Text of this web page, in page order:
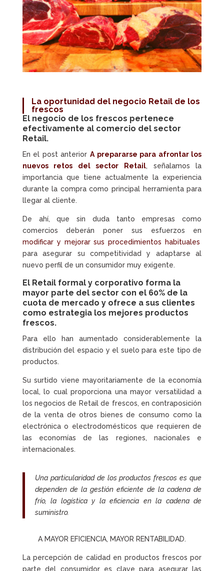
La oportunidad del negocio Retail de los
frescos
El negocio de los frescos pertenece
efectivamente al comercio del sector
Retail.
En el post anterior A prepararse para afrontar los
nuevos retos del sector Retail, señalamos la
importancia que tiene actualmente la experiencia
durante la compra como principal herramienta para
llegar al cliente.
De ahí, que sin duda tanto empresas como
comercios deberán poner sus esfuerzos en
modificar y mejorar sus procedimientos habituales
para asegurar su competitividad y adaptarse al
nuevo perfil de un consumidor muy exigente.
El Retail formal y corporativo forma la
mayor parte del sector con el 60% de la
cuota de mercado y ofrece a sus clientes
como estrategia los mejores productos
frescos.
Para ello han aumentado considerablemente la
distribución del espacio y el suelo para este tipo de
productos.
Su surtido viene mayoritariamente de la economía
local, lo cual proporciona una mayor versatilidad a
los negocios de Retail de frescos, en contraposición
de la venta de otros bienes de consumo como la
electrónica o electrodomésticos que requieren de
las economías de las regiones, nacionales e
internacionales.
Una particularidad de los productos frescos es que
dependen de la gestión eficiente de la cadena de
frío, la logística y la eficiencia en la cadena de
suministro.
A MAYOR EFICIENCIA, MAYOR RENTABILIDAD.
La percepción de calidad en productos frescos por
parte del consumidor es clave para asegurar las